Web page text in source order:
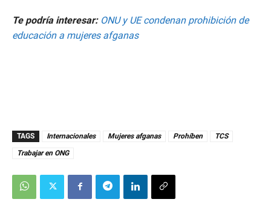
Te podría interesar: ONU y UE condenan prohibición de
educación a mujeres afganas
TAGS Internacionales Mujeres afganas Prohíben
TCS
Trabajar en ONG